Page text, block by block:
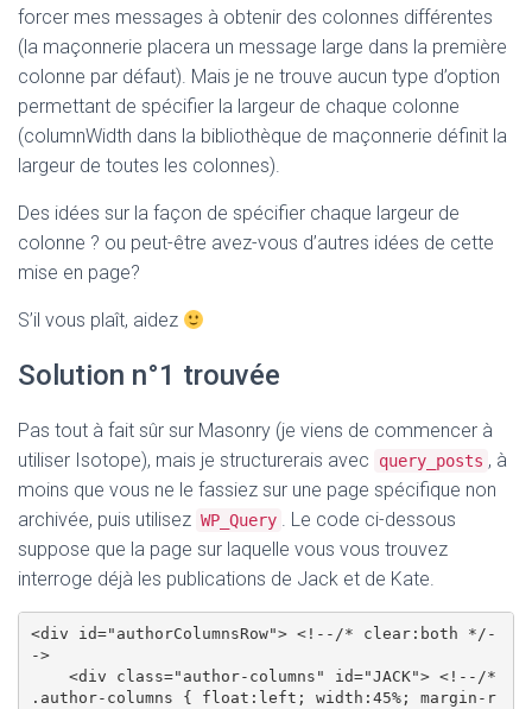
forcer mes messages à obtenir des colonnes différentes
(la maçonnerie placera un message large dans la première
colonne par défaut). Mais je ne trouve aucun type d’option
permettant de spécifier la largeur de chaque colonne
(columnWidth dans la bibliothèque de maçonnerie définit la
largeur de toutes les colonnes).
Des idées sur la façon de spécifier chaque largeur de
colonne ? ou peut-être avez-vous d’autres idées de cette
mise en page?
S’il vous plaît, aidez
Solution n°1 trouvée
Pas tout à fait sûr sur Masonry (je viens de commencer à
utiliser Isotope), mais je structurerais avec
query_posts , à
moins que vous ne le fassiez sur une page spécifique non
archivée, puis utilisez WP_Query . Le code ci-dessous
suppose que la page sur laquelle vous vous trouvez
interroge déjà les publications de Jack et de Kate.
<div id="authorColumnsRow"> <!--/* clear:both */-
->
.author-columns { float:left; width:45%; margin-r